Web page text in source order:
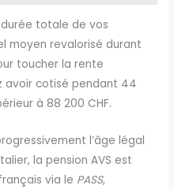
totale de vos
moyen revalorisé durant
toucher la rente
avoir cotisé pendant 44
à 88 200 CHF.
l’âge légal
la pension AVS est
via le PASS,